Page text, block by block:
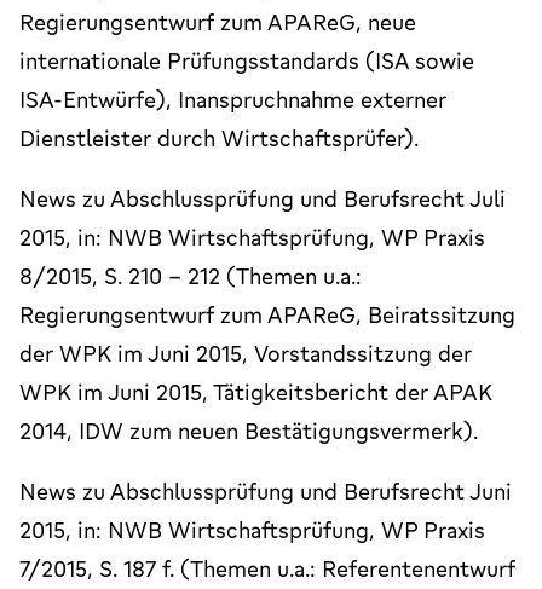
Regierungsentwurf zum APAReG, neue
internationale Prüfungsstandards (ISA sowie
ISA-Entwürfe), Inanspruchnahme externer
Dienstleister durch Wirtschaftsprüfer).
News zu Abschlussprüfung und Berufsrecht Juli
2015, in: NWB Wirtschaftsprüfung, WP Praxis
8/2015, S. 210 - 212 (Themen u.a.:
Regierungsentwurf zum APAReG, Beiratssitzung
der WPK im Juni 2015, Vorstandssitzung der
WPK im Juni 2015, Tätigkeitsbericht der APAK
2014, IDW zum neuen Bestätigungsvermerk).
News zu Abschlussprüfung und Berufsrecht Juni
2015, in: NWB Wirtschaftsprüfung, WP Praxis
7/2015, S. 187 f. (Themen u.a.: Referentenentwurf